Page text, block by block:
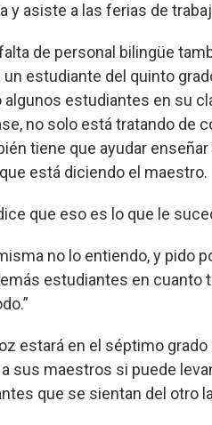
y asiste a las ferias de
de personal bilingüe
estudiante del quinto
algunos estudiantes en su
no solo está tratando de
tiene que ayudar
está diciendo el maestro.
que eso es lo que le
no lo entiendo, y pido
estudiantes en cuanto
estará en el séptimo
sus maestros si puede
que se sientan del otro